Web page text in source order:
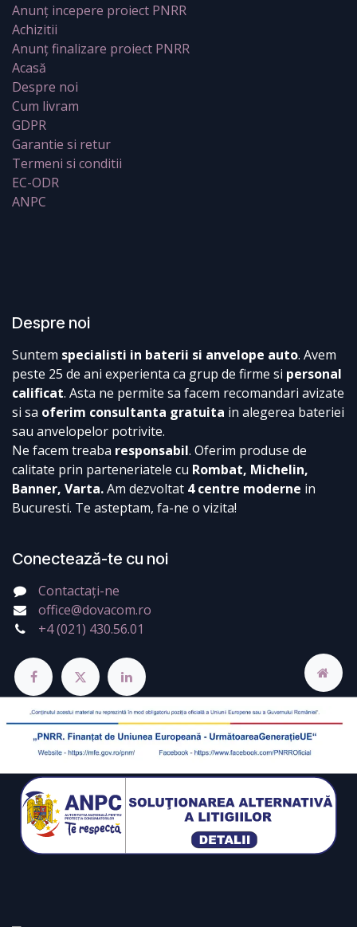
Anunț incepere proiect PNRR
Achizitii
Anunț finalizare proiect PNRR
Acasă
Despre noi
Cum livram
GDPR
Garantie si retur
Termeni si conditii
EC-ODR
ANPC
Despre noi
Suntem specialisti in baterii si anvelope auto. Avem
peste 25 de ani experienta ca grup de firme si personal
calificat. Asta ne permite sa facem recomandari avizate
si sa oferim consultanta gratuita in alegerea bateriei
sau anvelopelor potrivite.
Ne facem treaba responsabil. Oferim produse de
calitate prin parteneriatele cu Rombat, Michelin,
Banner, Varta.Am dezvoltat 4 centre moderne in
Bucuresti. Te asteptam, fa-ne o vizita!
Conectează-te cu noi
Contactați-ne
office@dovacom.ro
+4 (021) 430.56.01